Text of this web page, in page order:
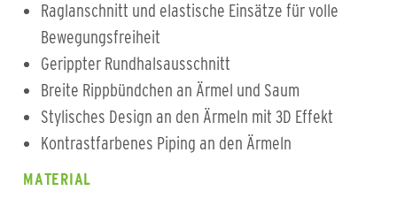
Raglanschnitt und elastische Einsätze für volle
Bewegungsfreiheit
Gerippter Rundhalsausschnitt
Breite Rippbündchen an Ärmel und Saum
Stylisches Design an den Ärmeln mit 3D Effekt
Kontrastfarbenes Piping an den Ärmeln
MATERIAL